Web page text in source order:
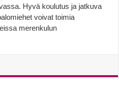
Hyvä koulutus ja jatkuva
voivat toimia
merenkulun